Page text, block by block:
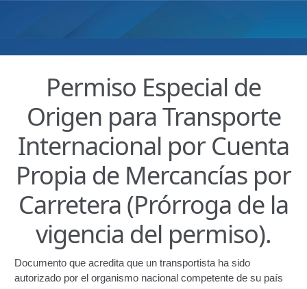
Aplicación INTT QR
Automatizados
Certificación de Datos de Vehículo Automatizado
Certificación de Datos para Efectos Consulares con
Apostilla Electrónica
Emisión de Nuevo Certificado de Registro de
Vehículo (Duplicado) Automatizado
Renovación de Licencia para Conducir (Servicio
Permiso Especial de
Origen para Transporte
Internacional por Cuenta
Propia de Mercancías por
Carretera (Prórroga de la
vigencia del permiso).
Documento que acredita que un transportista ha sido
autorizado por el organismo nacional competente de su país